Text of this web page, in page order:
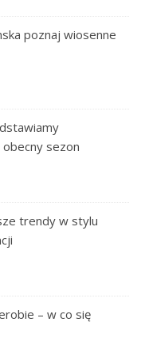
poznaj wiosenne
sezon
trendy w stylu
– w co się